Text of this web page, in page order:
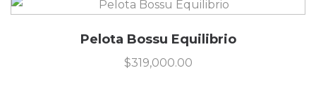
Pelota Bossu Equilibrio
$319,000.00